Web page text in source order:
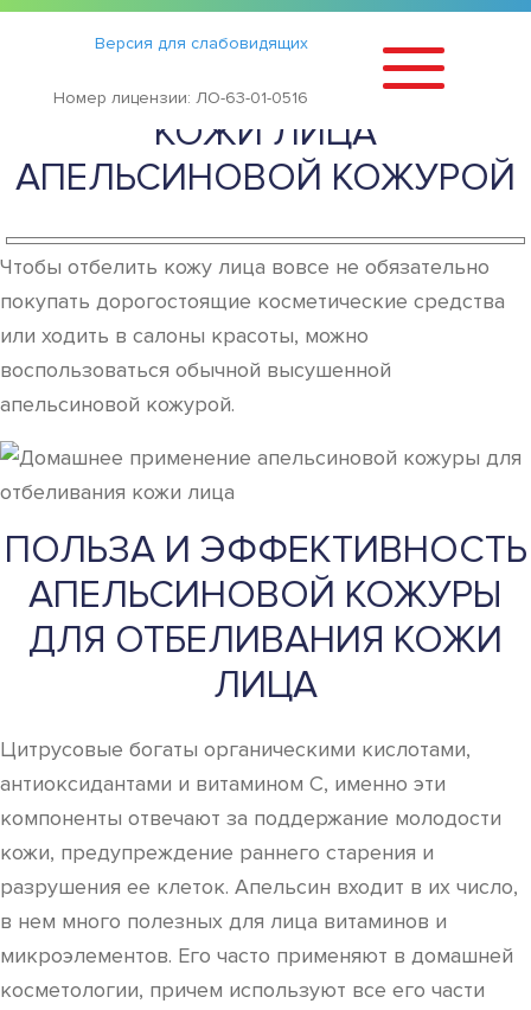
Версия для слабовидящих
Номер лицензии: ЛО-63-01-0516
Статьи ›
РЕЦЕПТЫ ОТБЕЛИВАНИЯ
КОЖИ ЛИЦА
АПЕЛЬСИНОВОЙ КОЖУРОЙ
Чтобы отбелить кожу лица вовсе не обязательно
покупать дорогостоящие косметические средства
или ходить в салоны красоты, можно
воспользоваться обычной высушенной
апельсиновой кожурой.
ПОЛЬЗА И ЭФФЕКТИВНОСТЬ
АПЕЛЬСИНОВОЙ КОЖУРЫ
ДЛЯ ОТБЕЛИВАНИЯ КОЖИ
ЛИЦА
Цитрусовые богаты органическими кислотами,
антиоксидантами и витамином С, именно эти
компоненты отвечают за поддержание молодости
кожи, предупреждение раннего старения и
разрушения ее клеток. Апельсин входит в их число,
в нем много полезных для лица витаминов и
микроэлементов. Его часто применяют в домашней
косметологии, причем используют все его части